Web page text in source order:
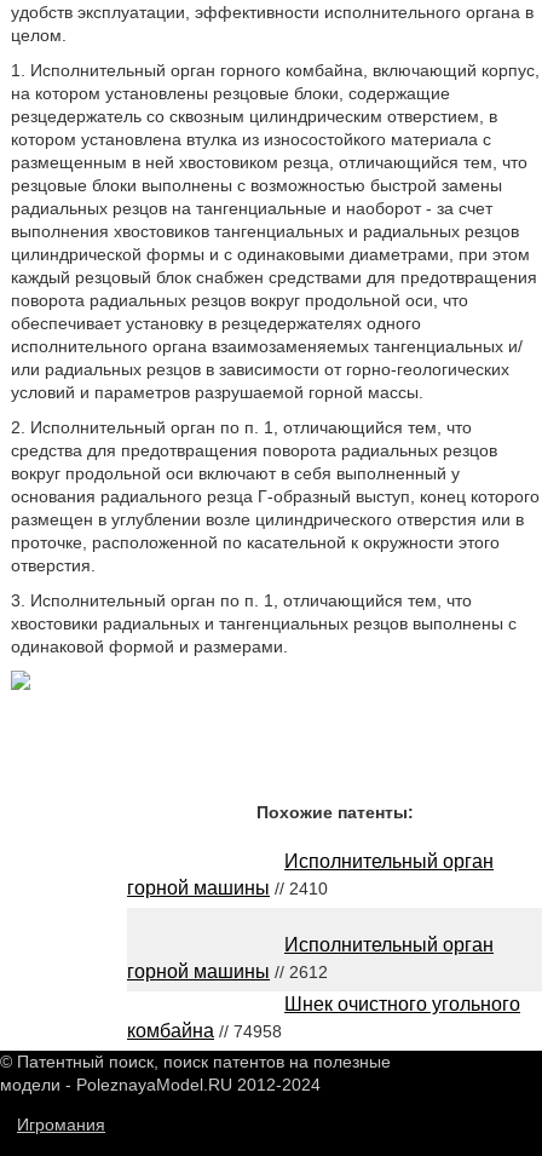
удобств эксплуатации, эффективности исполнительного органа в
целом.
1. Исполнительный орган горного комбайна, включающий корпус,
на котором установлены резцовые блоки, содержащие
резцедержатель со сквозным цилиндрическим отверстием, в
котором установлена втулка из износостойкого материала с
размещенным в ней хвостовиком резца, отличающийся тем, что
резцовые блоки выполнены с возможностью быстрой замены
радиальных резцов на тангенциальные и наоборот - за счет
выполнения хвостовиков тангенциальных и радиальных резцов
цилиндрической формы и с одинаковыми диаметрами, при этом
каждый резцовый блок снабжен средствами для предотвращения
поворота радиальных резцов вокруг продольной оси, что
обеспечивает установку в резцедержателях одного
исполнительного органа взаимозаменяемых тангенциальных и/
или радиальных резцов в зависимости от горно-геологических
условий и параметров разрушаемой горной массы.
2. Исполнительный орган по п. 1, отличающийся тем, что
средства для предотвращения поворота радиальных резцов
вокруг продольной оси включают в себя выполненный у
основания радиального резца Г-образный выступ, конец которого
размещен в углублении возле цилиндрического отверстия или в
проточке, расположенной по касательной к окружности этого
отверстия.
3. Исполнительный орган по п. 1, отличающийся тем, что
хвостовики радиальных и тангенциальных резцов выполнены с
одинаковой формой и размерами.
Похожие патенты:
Исполнительный орган
горной машины // 2410
Исполнительный орган
горной машины // 2612
Шнек очистного угольного
комбайна // 74958
© Патентный поиск, поиск патентов на полезные
модели - PoleznayaModel.RU 2012-2024
Игромания